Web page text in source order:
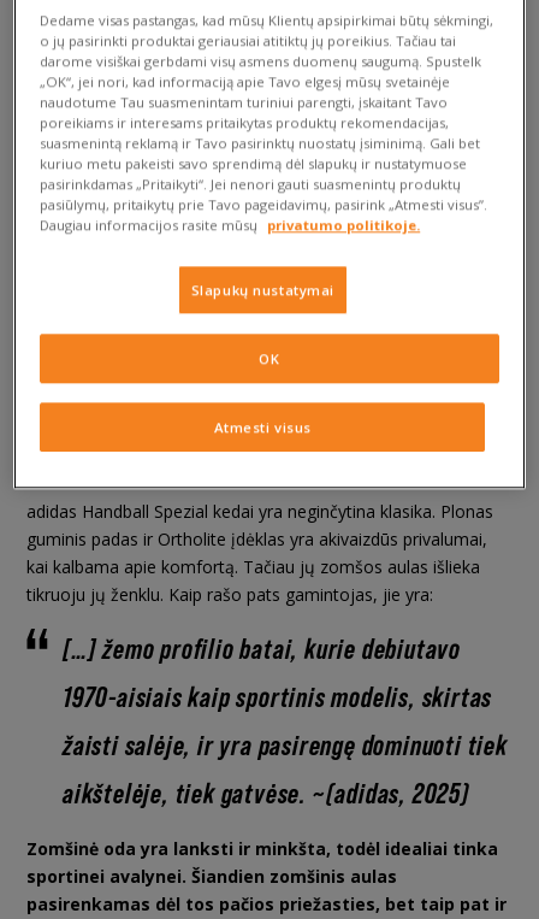
Spalvingas zomšinis aulas ir kultinės trys adidas juostelės. Tai
Handball Spezial serija – iš pradžių sukurta žaisti ant žolės,
dabar pasirengusi užkariauti gatves ir iš naujo apibrėžti miesto
stilių. Lieka tik vienas klausimas:kaip valyti adidas Spezial,
kad galėtum kuo ilgiau džiaugtis jų kultiniu dizainu?
Sužinok. Paruošk reikiamus aksesuarus zomšos priežiūrai ir
imkis darbo.
Kultinis dizainas: Handball Spezial
konstrukcija
adidas Handball Spezial kedai yra neginčytina klasika. Plonas
guminis padas ir Ortholite įdėklas yra akivaizdūs privalumai,
kai kalbama apie komfortą. Tačiau jų zomšos aulas išlieka
tikruoju jų ženklu. Kaip rašo pats gamintojas, jie yra:
[…] žemo profilio batai, kurie debiutavo
1970-aisiais kaip sportinis modelis, skirtas
žaisti salėje, ir yra pasirengę dominuoti tiek
aikštelėje, tiek gatvėse. ~(adidas, 2025)
Zomšinė oda yra lanksti ir minkšta, todėl idealiai tinka
sportinei avalynei. Šiandien zomšinis aulas
pasirenkamas dėl tos pačios priežasties, bet taip pat ir
Dedame visas pastangas, kad mūsų Klientų apsipirkimai būtų sėkmingi,
o jų pasirinkti produktai geriausiai atitiktų jų poreikius. Tačiau tai
darome visiškai gerbdami visų asmens duomenų saugumą. Spustelk
„OK“, jei nori, kad informaciją apie Tavo elgesį mūsų svetainėje
naudotume Tau suasmenintam turiniui parengti, įskaitant Tavo
poreikiams ir interesams pritaikytas produktų rekomendacijas,
suasmenintą reklamą ir Tavo pasirinktų nuostatų įsiminimą. Gali bet
kuriuo metu pakeisti savo sprendimą dėl slapukų ir nustatymuose
pasirinkdamas „Pritaikyti“. Jei nenori gauti suasmenintų produktų
pasiūlymų, pritaikytų prie Tavo pageidavimų, pasirink „Atmesti visus”.
Daugiau informacijos rasite mūsų
privatumo politikoje.
Slapukų nustatymai
Atmesti visus
OK